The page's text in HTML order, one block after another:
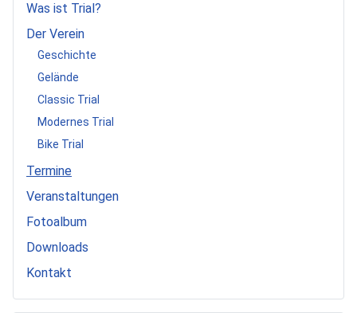
Was ist Trial?
Der Verein
Geschichte
Gelände
Classic Trial
Modernes Trial
Bike Trial
Termine
Veranstaltungen
Fotoalbum
Downloads
Kontakt